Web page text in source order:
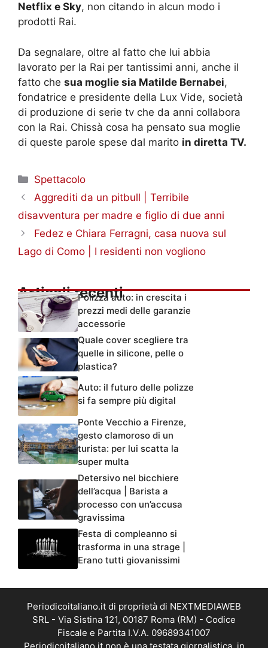
Netflix e Sky, non citando in alcun modo i
prodotti Rai.
Da segnalare, oltre al fatto che lui abbia
lavorato per la Rai per tantissimi anni, anche il
fatto che sua moglie sia Matilde Bernabei,
fondatrice e presidente della Lux Vide, società
di produzione di serie tv che da anni collabora
con la Rai. Chissà cosa ha pensato sua moglie
di queste parole spese dal marito in diretta TV.
Categorie
Spettacolo
Aggrediti da un pitbull | Terribile
disavventura per madre e figlio di due anni
Fedez e Chiara Ferragni, casa nuova sul
Lago di Como | I residenti non vogliono
Articoli recentiPolizza auto: in crescita i
prezzi medi delle garanzie
accessorie
Quale cover scegliere tra
quelle in silicone, pelle o
plastica?
Auto: il futuro delle polizze
si fa sempre più digital
Ponte Vecchio a Firenze,
gesto clamoroso di un
turista: per lui scatta la
super multa
Detersivo nel bicchiere
dell’acqua | Barista a
processo con un’accusa
gravissima
Festa di compleanno si
trasforma in una strage |
Erano tutti giovanissimi
Periodicoitaliano.it di proprietà di NEXTMEDIAWEB
SRL - Via Sistina 121, 00187 Roma (RM) - Codice
Fiscale e Partita I.V.A. 09689341007